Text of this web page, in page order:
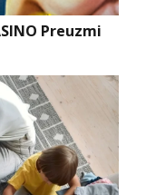
Preuzmi